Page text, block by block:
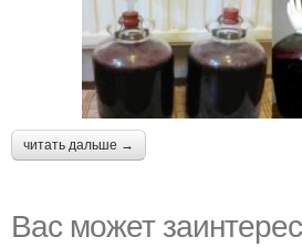
читать дальше →
Вас может